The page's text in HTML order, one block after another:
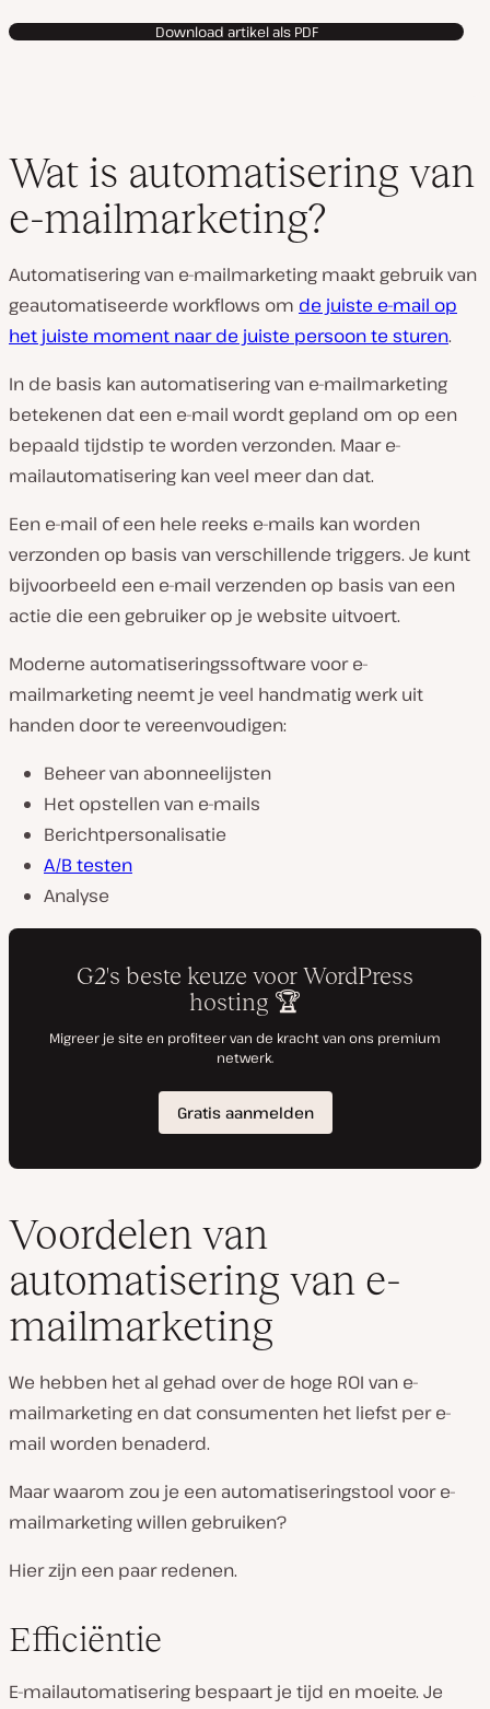
Download artikel als PDF
Wat is automatisering van
e-mailmarketing?
Automatisering van e-mailmarketing maakt gebruik van
geautomatiseerde workflows om de juiste e-mail op
het juiste moment naar de juiste persoon te sturen.
In de basis kan automatisering van e-mailmarketing
betekenen dat een e-mail wordt gepland om op een
bepaald tijdstip te worden verzonden. Maar e-
mailautomatisering kan veel meer dan dat.
Een e-mail of een hele reeks e-mails kan worden
verzonden op basis van verschillende triggers. Je kunt
bijvoorbeeld een e-mail verzenden op basis van een
actie die een gebruiker op je website uitvoert.
Moderne automatiseringssoftware voor e-
mailmarketing neemt je veel handmatig werk uit
handen door te vereenvoudigen:
Beheer van abonneelijsten
Het opstellen van e-mails
Berichtpersonalisatie
A/B testen
Analyse
Voordelen van
automatisering van e-
mailmarketing
We hebben het al gehad over de hoge ROI van e-
mailmarketing en dat consumenten het liefst per e-
mail worden benaderd.
Maar waarom zou je een automatiseringstool voor e-
mailmarketing willen gebruiken?
Hier zijn een paar redenen.
Efficiëntie
E-mailautomatisering bespaart je tijd en moeite. Je